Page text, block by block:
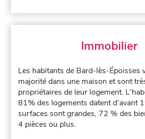
Immobilier
Les habitants de Bard-lès-Époisses
majorité dans une maison et sont
propriétaires de leur logement.
81% des logements datent d'avant
surfaces sont grandes, 72 % des
4 pièces ou plus.